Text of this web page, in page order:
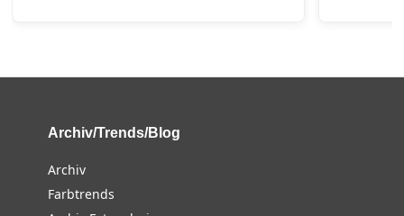
Archiv/Trends/Blog
Archiv
Farbtrends